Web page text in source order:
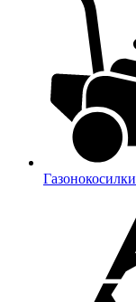
Газонокосилки